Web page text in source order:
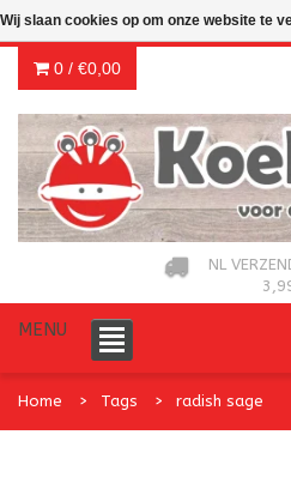
0 / €0,00
NL
MENU
Home Tags radish sage
Wij slaan cookies op om onze website te